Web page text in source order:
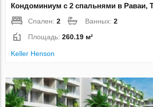
Кондоминиум с 2 спальнями в Раваи,
Спален:2 Ванных:2
Площадь:260.19 м²
Keller Henson